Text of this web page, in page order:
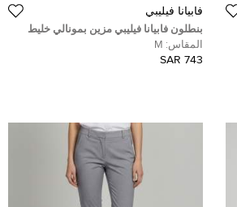
فابيانا فيليبي
بنطلون فابيانا فيليبي مزين بمونالي خليط
الكتان بني متوسط
المقاس: M
743 SAR